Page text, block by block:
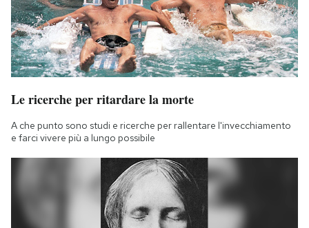
Le ricerche per ritardare la morte
A che punto sono studi e ricerche per rallentare l'invecchiamento
e farci vivere più a lungo possibile